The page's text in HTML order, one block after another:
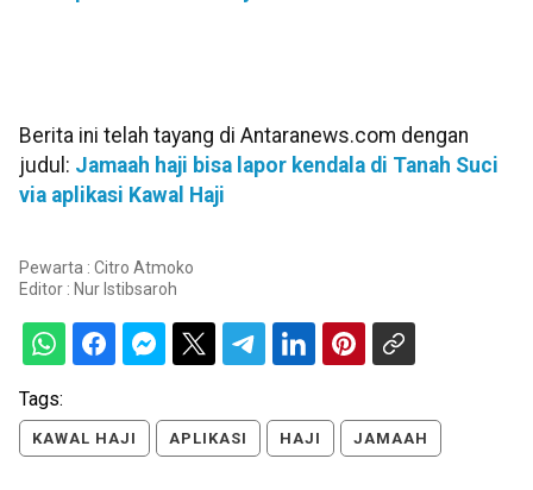
Berita ini telah tayang di Antaranews.com dengan
judul: Jamaah haji bisa lapor kendala di Tanah Suci
via aplikasi Kawal Haji
Pewarta : Citro Atmoko
Editor : Nur Istibsaroh
Tags:
KAWAL HAJI APLIKASI HAJI JAMAAH